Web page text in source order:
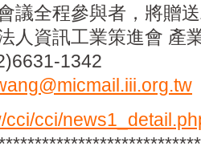
議全程參與者，將贈
人資訊工業策進會 產
1342
cci/cci/